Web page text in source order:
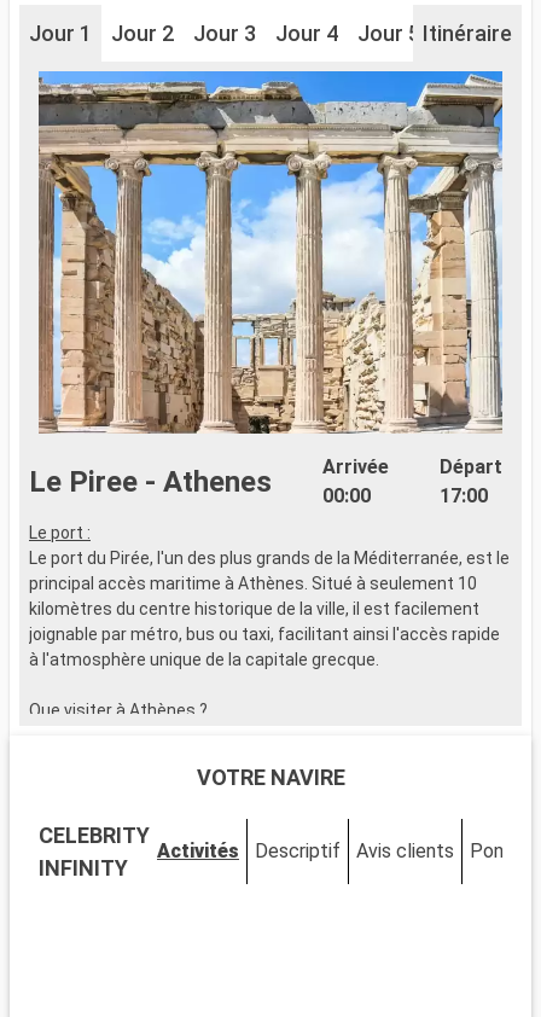
Jour 1 Jour 2 Jour 3 Jour 4 Jour 5 Jour 6
Itinéraire
Le Piree - Athenes
Arrivée
00:00
Départ
17:00
Le port :
Le port du Pirée, l'un des plus grands de la Méditerranée, est le
principal accès maritime à Athènes. Situé à seulement 10
kilomètres du centre historique de la ville, il est facilement
joignable par métro, bus ou taxi, facilitant ainsi l'accès rapide
à l'atmosphère unique de la capitale grecque.
Que visiter à Athènes ?
monuments antiques et son musée, domine
ruelles pittoresques, est idéal pour savourer des spécialités
grecques. Le Musée archéologique national plonge les
visiteurs dans l'histoire grecque. La place Syntagma et le
VOTRE NAVIRE
CELEBRITY
INFINITY
Activités Descriptif Avis clients Ponts